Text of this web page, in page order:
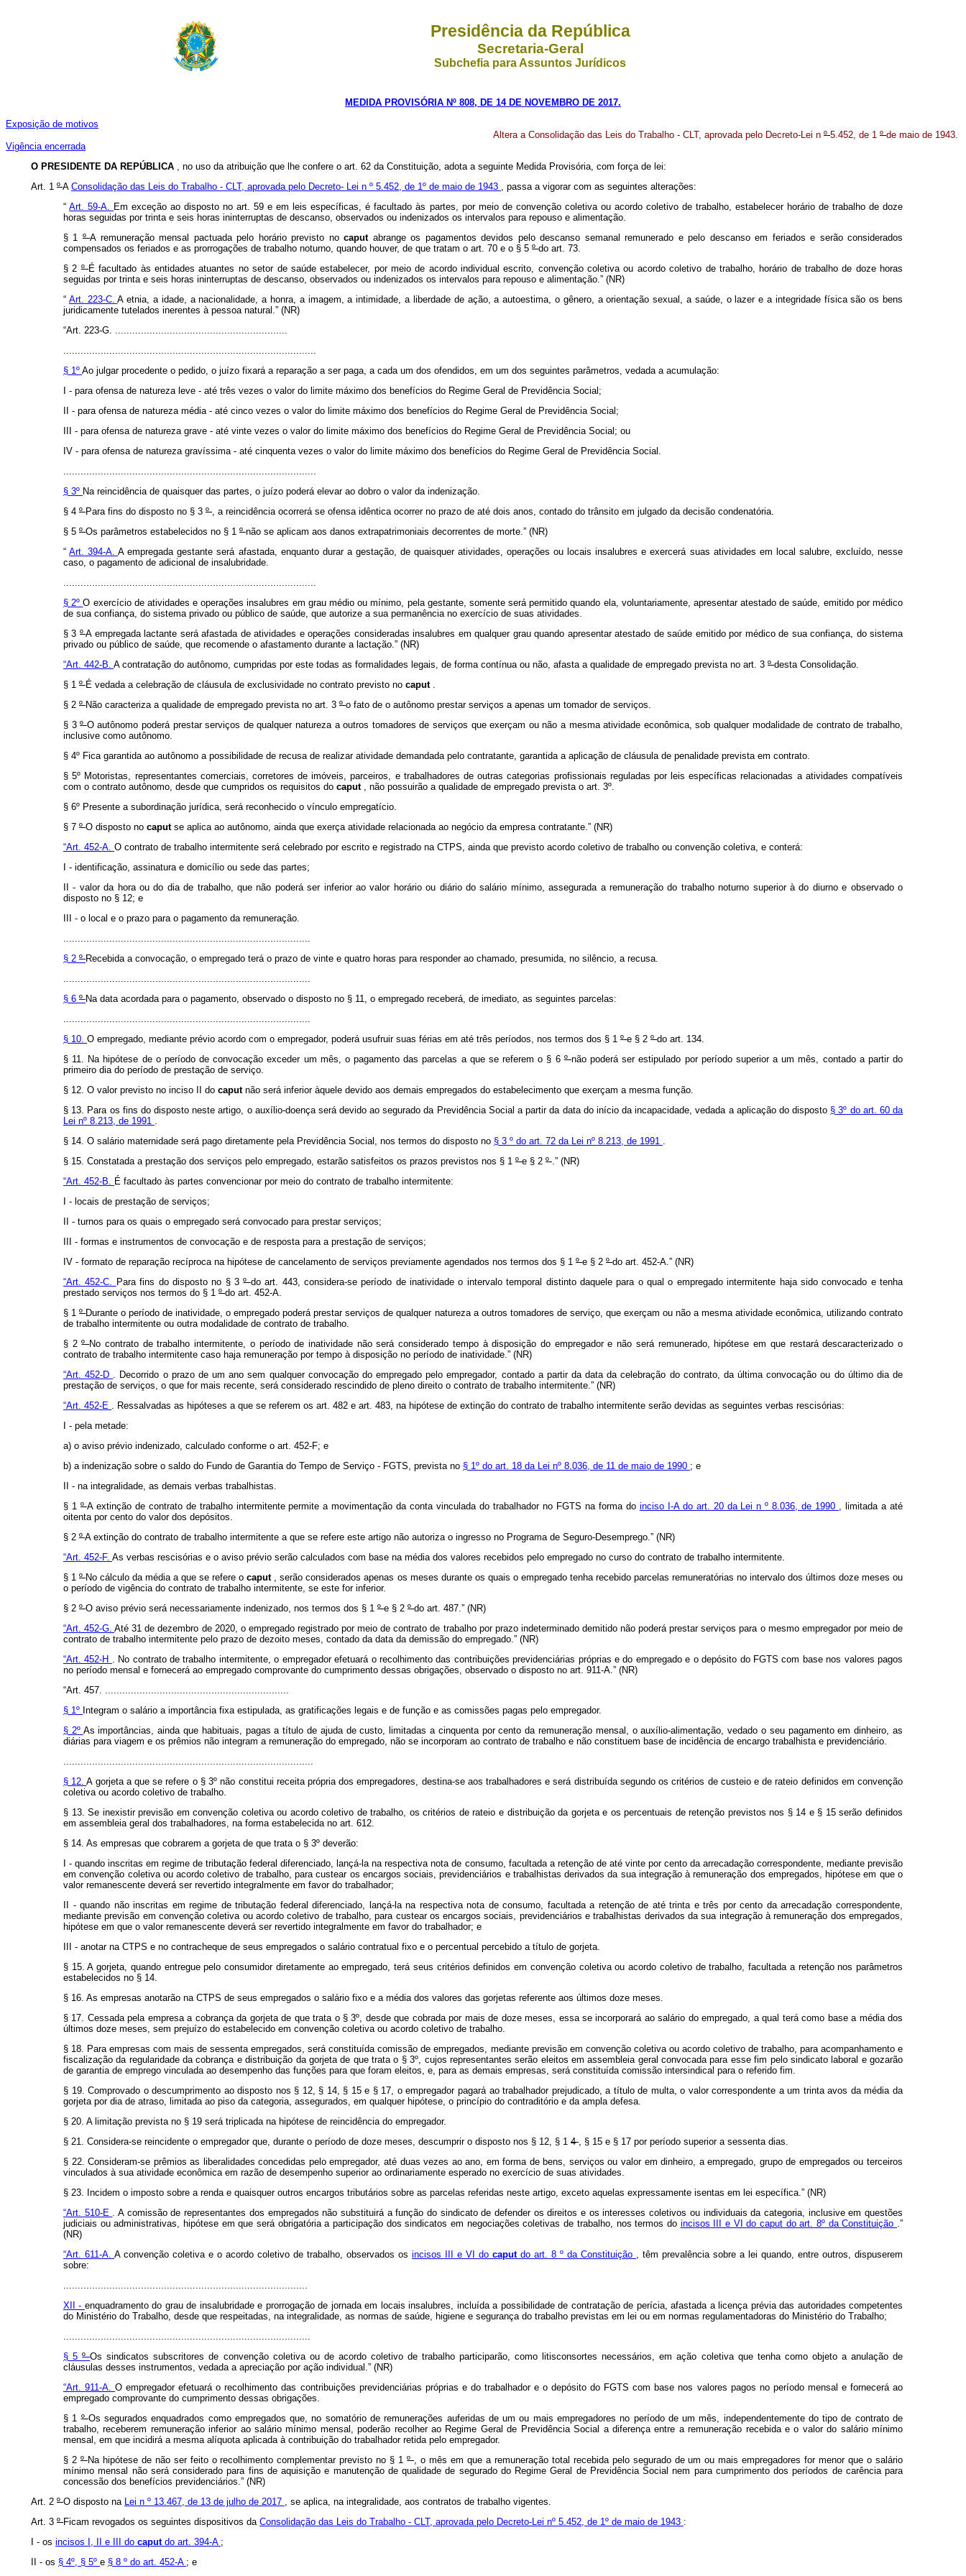
Presidência da República
Secretaria-Geral
Subchefia para Assuntos Jurídicos
MEDIDA PROVISÓRIA Nº 808, DE 14 DE NOVEMBRO DE 2017.
Exposição de motivos
Vigência encerrada
Altera a Consolidação das Leis do Trabalho - CLT, aprovada pelo Decreto-Lei n º5.452, de 1 ºde maio de 1943.
O PRESIDENTE DA REPÚBLICA , no uso da atribuição que lhe confere o art. 62 da Constituição, adota a seguinte Medida Provisória, com força de lei:
Art. 1 ºA Consolidação das Leis do Trabalho - CLT, aprovada pelo Decreto- Lei n º 5.452, de 1º de maio de 1943 , passa a vigorar com as seguintes alterações:
“Art. 59-A. Em exceção ao disposto no art. 59 e em leis específicas, é facultado às partes, por meio de convenção coletiva ou acordo coletivo de trabalho, estabelecer horário de trabalho de doze
horas seguidas por trinta e seis horas ininterruptas de descanso, observados ou indenizados os intervalos para repouso e alimentação.
§ 1 ºA remuneração mensal pactuada pelo horário previsto nocaput abrange os pagamentos devidos pelo descanso semanal remunerado e pelo descanso em feriados e serão considerados
compensados os feriados e as prorrogações de trabalho noturno, quando houver, de que tratam o art. 70 e o § 5 ºdo art. 73.
§ 2ºÉ facultado às entidades atuantes no setor de saúde estabelecer, por meio de acordo individual escrito, convenção coletiva ou acordo coletivo de trabalho, horário de trabalho de doze horas
seguidas por trinta e seis horas ininterruptas de descanso, observados ou indenizados os intervalos para repouso e alimentação.” (NR)
“ Art. 223-C.A etnia, a idade, a nacionalidade, a honra, a imagem, a intimidade, a liberdade de ação, a autoestima, o gênero, a orientação sexual, a saúde, o lazer e a integridade física são os bens
juridicamente tutelados inerentes à pessoa natural.” (NR)
“Art. 223-G. ............................................................
........................................................................................
§ 1º Ao julgar procedente o pedido, o juízo fixará a reparação a ser paga, a cada um dos ofendidos, em um dos seguintes parâmetros, vedada a acumulação:
I - para ofensa de natureza leve - até três vezes o valor do limite máximo dos benefícios do Regime Geral de Previdência Social;
II - para ofensa de natureza média - até cinco vezes o valor do limite máximo dos benefícios do Regime Geral de Previdência Social;
III - para ofensa de natureza grave - até vinte vezes o valor do limite máximo dos benefícios do Regime Geral de Previdência Social; ou
IV - para ofensa de natureza gravíssima - até cinquenta vezes o valor do limite máximo dos benefícios do Regime Geral de Previdência Social.
........................................................................................
§ 3º Na reincidência de quaisquer das partes, o juízo poderá elevar ao dobro o valor da indenização.
§ 4 ºPara fins do disposto no § 3 º, a reincidência ocorrerá se ofensa idêntica ocorrer no prazo de até dois anos, contado do trânsito em julgado da decisão condenatória.
§ 5 ºOs parâmetros estabelecidos no § 1 ºnão se aplicam aos danos extrapatrimoniais decorrentes de morte.” (NR)
“Art. 394-A.A empregada gestante será afastada, enquanto durar a gestação, de quaisquer atividades, operações ou locais insalubres e exercerá suas atividades em local salubre, excluído, nesse
caso, o pagamento de adicional de insalubridade.
........................................................................................
§ 2ºO exercício de atividades e operações insalubres em grau médio ou mínimo, pela gestante, somente será permitido quando ela, voluntariamente, apresentar atestado de saúde, emitido por médico
de sua confiança, do sistema privado ou público de saúde, que autorize a sua permanência no exercício de suas atividades.
§ 3 ºA empregada lactante será afastada de atividades e operações consideradas insalubres em qualquer grau quando apresentar atestado de saúde emitido por médico de sua confiança, do sistema
privado ou público de saúde, que recomende o afastamento durante a lactação.” (NR)
“Art. 442-B. A contratação do autônomo, cumpridas por este todas as formalidades legais, de forma contínua ou não, afasta a qualidade de empregado prevista no art. 3 ºdesta Consolidação.
§ 1 ºÉ vedada a celebração de cláusula de exclusividade no contrato previsto no caput .
§ 2 ºNão caracteriza a qualidade de empregado prevista no art. 3 ºo fato de o autônomo prestar serviços a apenas um tomador de serviços.
§ 3ºO autônomo poderá prestar serviços de qualquer natureza a outros tomadores de serviços que exerçam ou não a mesma atividade econômica, sob qualquer modalidade de contrato de trabalho,
inclusive como autônomo.
§ 4º Fica garantida ao autônomo a possibilidade de recusa de realizar atividade demandada pelo contratante, garantida a aplicação de cláusula de penalidade prevista em contrato.
§ 5º Motoristas, representantes comerciais, corretores de imóveis, parceiros, e trabalhadores de outras categorias profissionais reguladas por leis específicas relacionadas a atividades compatíveis
com o contrato autônomo, desde que cumpridos os requisitos do caput , não possuirão a qualidade de empregado prevista o art. 3º.
§ 6º Presente a subordinação jurídica, será reconhecido o vínculo empregatício.
§ 7 ºO disposto no caput se aplica ao autônomo, ainda que exerça atividade relacionada ao negócio da empresa contratante.” (NR)
“Art. 452-A. O contrato de trabalho intermitente será celebrado por escrito e registrado na CTPS, ainda que previsto acordo coletivo de trabalho ou convenção coletiva, e conterá:
I - identificação, assinatura e domicílio ou sede das partes;
II - valor da hora ou do dia de trabalho, que não poderá ser inferior ao valor horário ou diário do salário mínimo, assegurada a remuneração do trabalho noturno superior à do diurno e observado o
disposto no § 12; e
III - o local e o prazo para o pagamento da remuneração.
......................................................................................
§ 2 ºRecebida a convocação, o empregado terá o prazo de vinte e quatro horas para responder ao chamado, presumida, no silêncio, a recusa.
......................................................................................
§ 6 ºNa data acordada para o pagamento, observado o disposto no § 11, o empregado receberá, de imediato, as seguintes parcelas:
......................................................................................
§ 10. O empregado, mediante prévio acordo com o empregador, poderá usufruir suas férias em até três períodos, nos termos dos § 1 ºe § 2 ºdo art. 134.
§ 11. Na hipótese de o período de convocação exceder um mês, o pagamento das parcelas a que se referem o § 6ºnão poderá ser estipulado por período superior a um mês, contado a partir do
primeiro dia do período de prestação de serviço.
§ 12. O valor previsto no inciso II do caput não será inferior àquele devido aos demais empregados do estabelecimento que exerçam a mesma função.
§ 13. Para os fins do disposto neste artigo, o auxílio-doença será devido ao segurado da Previdência Social a partir da data do início da incapacidade, vedada a aplicação do disposto § 3º do art. 60 da
Lei nº 8.213, de 1991 .
§ 14. O salário maternidade será pago diretamente pela Previdência Social, nos termos do disposto no § 3 º do art. 72 da Lei nº 8.213, de 1991 .
§ 15. Constatada a prestação dos serviços pelo empregado, estarão satisfeitos os prazos previstos nos § 1 ºe § 2 º.” (NR)
“Art. 452-B. É facultado às partes convencionar por meio do contrato de trabalho intermitente:
I - locais de prestação de serviços;
II - turnos para os quais o empregado será convocado para prestar serviços;
III - formas e instrumentos de convocação e de resposta para a prestação de serviços;
IV - formato de reparação recíproca na hipótese de cancelamento de serviços previamente agendados nos termos dos § 1 ºe § 2 ºdo art. 452-A.” (NR)
“Art. 452-C. Para fins do disposto no § 3ºdo art. 443, considera-se período de inatividade o intervalo temporal distinto daquele para o qual o empregado intermitente haja sido convocado e tenha
prestado serviços nos termos do § 1 ºdo art. 452-A.
§ 1ºDurante o período de inatividade, o empregado poderá prestar serviços de qualquer natureza a outros tomadores de serviço, que exerçam ou não a mesma atividade econômica, utilizando contrato
de trabalho intermitente ou outra modalidade de contrato de trabalho.
§ 2ºNo contrato de trabalho intermitente, o período de inatividade não será considerado tempo à disposição do empregador e não será remunerado, hipótese em que restará descaracterizado o
contrato de trabalho intermitente caso haja remuneração por tempo à disposição no período de inatividade.” (NR)
“Art. 452-D . Decorrido o prazo de um ano sem qualquer convocação do empregado pelo empregador, contado a partir da data da celebração do contrato, da última convocação ou do último dia de
prestação de serviços, o que for mais recente, será considerado rescindido de pleno direito o contrato de trabalho intermitente.” (NR)
“Art. 452-E . Ressalvadas as hipóteses a que se referem os art. 482 e art. 483, na hipótese de extinção do contrato de trabalho intermitente serão devidas as seguintes verbas rescisórias:
I - pela metade:
a) o aviso prévio indenizado, calculado conforme o art. 452-F; e
b) a indenização sobre o saldo do Fundo de Garantia do Tempo de Serviço - FGTS, prevista no § 1º do art. 18 da Lei nº 8.036, de 11 de maio de 1990 ; e
II - na integralidade, as demais verbas trabalhistas.
§ 1 ºA extinção de contrato de trabalho intermitente permite a movimentação da conta vinculada do trabalhador no FGTS na forma do inciso I-A do art. 20 da Lei nº 8.036, de 1990 , limitada a até
oitenta por cento do valor dos depósitos.
§ 2 ºA extinção do contrato de trabalho intermitente a que se refere este artigo não autoriza o ingresso no Programa de Seguro-Desemprego.” (NR)
“Art. 452-F. As verbas rescisórias e o aviso prévio serão calculados com base na média dos valores recebidos pelo empregado no curso do contrato de trabalho intermitente.
§ 1ºNo cálculo da média a que se refere ocaput , serão considerados apenas os meses durante os quais o empregado tenha recebido parcelas remuneratórias no intervalo dos últimos doze meses ou
o período de vigência do contrato de trabalho intermitente, se este for inferior.
§ 2 ºO aviso prévio será necessariamente indenizado, nos termos dos § 1 ºe § 2 ºdo art. 487.” (NR)
“Art. 452-G.Até 31 de dezembro de 2020, o empregado registrado por meio de contrato de trabalho por prazo indeterminado demitido não poderá prestar serviços para o mesmo empregador por meio de
contrato de trabalho intermitente pelo prazo de dezoito meses, contado da data da demissão do empregado.” (NR)
“Art. 452-H . No contrato de trabalho intermitente, o empregador efetuará o recolhimento das contribuições previdenciárias próprias e do empregado e o depósito do FGTS com base nos valores pagos
no período mensal e fornecerá ao empregado comprovante do cumprimento dessas obrigações, observado o disposto no art. 911-A.” (NR)
“Art. 457. ................................................................
§ 1º Integram o salário a importância fixa estipulada, as gratificações legais e de função e as comissões pagas pelo empregador.
§ 2º As importâncias, ainda que habituais, pagas a título de ajuda de custo, limitadas a cinquenta por cento da remuneração mensal, o auxílio-alimentação, vedado o seu pagamento em dinheiro, as
diárias para viagem e os prêmios não integram a remuneração do empregado, não se incorporam ao contrato de trabalho e não constituem base de incidência de encargo trabalhista e previdenciário.
.......................................................................................
§ 12.A gorjeta a que se refere o § 3º não constitui receita própria dos empregadores, destina-se aos trabalhadores e será distribuída segundo os critérios de custeio e de rateio definidos em convenção
coletiva ou acordo coletivo de trabalho.
§ 13. Se inexistir previsão em convenção coletiva ou acordo coletivo de trabalho, os critérios de rateio e distribuição da gorjeta e os percentuais de retenção previstos nos § 14 e § 15 serão definidos
em assembleia geral dos trabalhadores, na forma estabelecida no art. 612.
§ 14. As empresas que cobrarem a gorjeta de que trata o § 3º deverão:
I - quando inscritas em regime de tributação federal diferenciado, lançá-la na respectiva nota de consumo, facultada a retenção de até vinte por cento da arrecadação correspondente, mediante previsão
em convenção coletiva ou acordo coletivo de trabalho, para custear os encargos sociais, previdenciários e trabalhistas derivados da sua integração à remuneração dos empregados, hipótese em que o
valor remanescente deverá ser revertido integralmente em favor do trabalhador;
II - quando não inscritas em regime de tributação federal diferenciado, lançá-la na respectiva nota de consumo, facultada a retenção de até trinta e três por cento da arrecadação correspondente,
mediante previsão em convenção coletiva ou acordo coletivo de trabalho, para custear os encargos sociais, previdenciários e trabalhistas derivados da sua integração à remuneração dos empregados,
hipótese em que o valor remanescente deverá ser revertido integralmente em favor do trabalhador; e
III - anotar na CTPS e no contracheque de seus empregados o salário contratual fixo e o percentual percebido a título de gorjeta.
§ 15. A gorjeta, quando entregue pelo consumidor diretamente ao empregado, terá seus critérios definidos em convenção coletiva ou acordo coletivo de trabalho, facultada a retenção nos parâmetros
estabelecidos no § 14.
§ 16. As empresas anotarão na CTPS de seus empregados o salário fixo e a média dos valores das gorjetas referente aos últimos doze meses.
§ 17. Cessada pela empresa a cobrança da gorjeta de que trata o § 3º, desde que cobrada por mais de doze meses, essa se incorporará ao salário do empregado, a qual terá como base a média dos
últimos doze meses, sem prejuízo do estabelecido em convenção coletiva ou acordo coletivo de trabalho.
§ 18. Para empresas com mais de sessenta empregados, será constituída comissão de empregados, mediante previsão em convenção coletiva ou acordo coletivo de trabalho, para acompanhamento e
fiscalização da regularidade da cobrança e distribuição da gorjeta de que trata o § 3º, cujos representantes serão eleitos em assembleia geral convocada para esse fim pelo sindicato laboral e gozarão
de garantia de emprego vinculada ao desempenho das funções para que foram eleitos, e, para as demais empresas, será constituída comissão intersindical para o referido fim.
§ 19. Comprovado o descumprimento ao disposto nos § 12, § 14, § 15 e § 17, o empregador pagará ao trabalhador prejudicado, a título de multa, o valor correspondente a um trinta avos da média da
gorjeta por dia de atraso, limitada ao piso da categoria, assegurados, em qualquer hipótese, o princípio do contraditório e da ampla defesa.
§ 20. A limitação prevista no § 19 será triplicada na hipótese de reincidência do empregador.
§ 21. Considera-se reincidente o empregador que, durante o período de doze meses, descumprir o disposto nos § 12, § 1 4, § 15 e § 17 por período superior a sessenta dias.
§ 22. Consideram-se prêmios as liberalidades concedidas pelo empregador, até duas vezes ao ano, em forma de bens, serviços ou valor em dinheiro, a empregado, grupo de empregados ou terceiros
vinculados à sua atividade econômica em razão de desempenho superior ao ordinariamente esperado no exercício de suas atividades.
§ 23. Incidem o imposto sobre a renda e quaisquer outros encargos tributários sobre as parcelas referidas neste artigo, exceto aquelas expressamente isentas em lei específica.” (NR)
“Art. 510-E . A comissão de representantes dos empregados não substituirá a função do sindicato de defender os direitos e os interesses coletivos ou individuais da categoria, inclusive em questões
judiciais ou administrativas, hipótese em que será obrigatória a participação dos sindicatos em negociações coletivas de trabalho, nos termos do incisos III e VI do caput do art. 8º da Constituição .”
(NR)
“Art. 611-A. A convenção coletiva e o acordo coletivo de trabalho, observados os incisos III e VI do caput do art. 8 º da Constituição , têm prevalência sobre a lei quando, entre outros, dispuserem
sobre:
.....................................................................................
XII - enquadramento do grau de insalubridade e prorrogação de jornada em locais insalubres, incluída a possibilidade de contratação de perícia, afastada a licença prévia das autoridades competentes
do Ministério do Trabalho, desde que respeitadas, na integralidade, as normas de saúde, higiene e segurança do trabalho previstas em lei ou em normas regulamentadoras do Ministério do Trabalho;
......................................................................................
§ 5ºOs sindicatos subscritores de convenção coletiva ou de acordo coletivo de trabalho participarão, como litisconsortes necessários, em ação coletiva que tenha como objeto a anulação de
cláusulas desses instrumentos, vedada a apreciação por ação individual.” (NR)
“Art. 911-A.O empregador efetuará o recolhimento das contribuições previdenciárias próprias e do trabalhador e o depósito do FGTS com base nos valores pagos no período mensal e fornecerá ao
empregado comprovante do cumprimento dessas obrigações.
§ 1ºOs segurados enquadrados como empregados que, no somatório de remunerações auferidas de um ou mais empregadores no período de um mês, independentemente do tipo de contrato de
trabalho, receberem remuneração inferior ao salário mínimo mensal, poderão recolher ao Regime Geral de Previdência Social a diferença entre a remuneração recebida e o valor do salário mínimo
mensal, em que incidirá a mesma alíquota aplicada à contribuição do trabalhador retida pelo empregador.
§ 2 ºNa hipótese de não ser feito o recolhimento complementar previsto no § 1º, o mês em que a remuneração total recebida pelo segurado de um ou mais empregadores for menor que o salário
mínimo mensal não será considerado para fins de aquisição e manutenção de qualidade de segurado do Regime Geral de Previdência Social nem para cumprimento dos períodos de carência para
concessão dos benefícios previdenciários.” (NR)
Art. 2 ºO disposto na Lei n º 13.467, de 13 de julho de 2017 , se aplica, na integralidade, aos contratos de trabalho vigentes.
Art. 3 ºFicam revogados os seguintes dispositivos da Consolidação das Leis do Trabalho - CLT, aprovada pelo Decreto-Lei nº 5.452, de 1º de maio de 1943 :
I - os incisos I, II e III do caput do art. 394-A ;
II - os § 4º, § 5º e § 8 º do art. 452-A ; e